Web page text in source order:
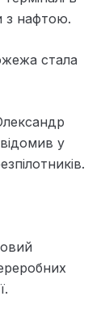
з нафтою.
стала
у